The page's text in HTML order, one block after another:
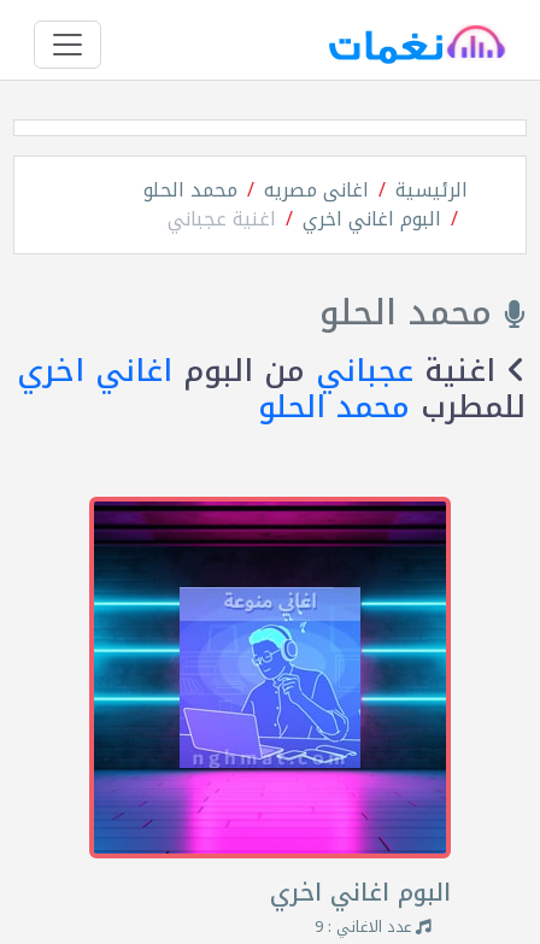
الرئيسية اغانى مصريه محمد الحلو
البوم اغاني اخري اغنية عجباني
محمد الحلو
اغنية عجباني من البوم اغاني اخري
للمطرب محمد الحلو
البوم اغاني اخري
عدد الاغاني : 9